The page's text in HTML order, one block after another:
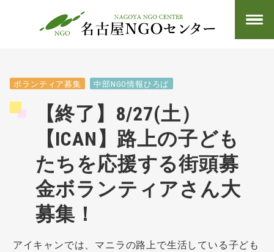
ボランティア募集 中部NGO情報ひろば
【終了】8/27(土）
【ICAN】路上の子ども
たちを応援する街頭募
金ボランティアさん大
募集！
アイキャンでは、マニラの路上で生活している子ども